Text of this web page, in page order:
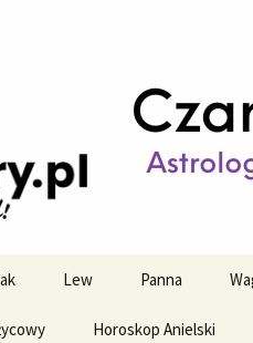
i
astrologiczne
Lew Panna
Horoskop Anielski